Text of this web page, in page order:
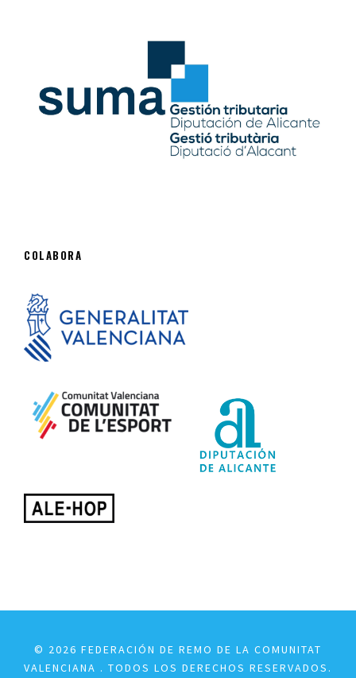
COLABORA
© 2026 FEDERACIÓN DE REMO DE LA COMUNITAT
VALENCIANA . TODOS LOS DERECHOS RESERVADOS.